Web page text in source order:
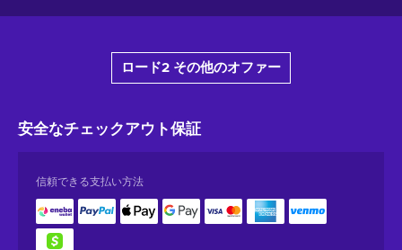
ロード2 その他のオファー
安全なチェックアウト保証
信頼できる支払い方法